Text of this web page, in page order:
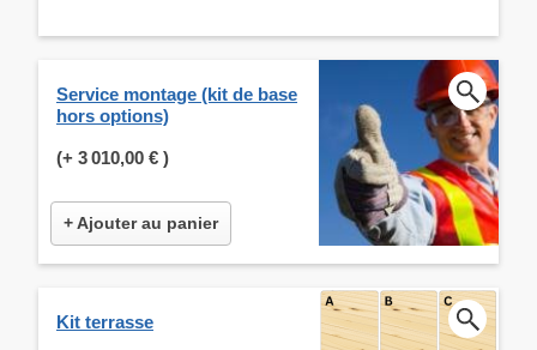
Service montage (kit de base
hors options)
(+ 3 010,00 € )
+ Ajouter au panier
Kit terrasse